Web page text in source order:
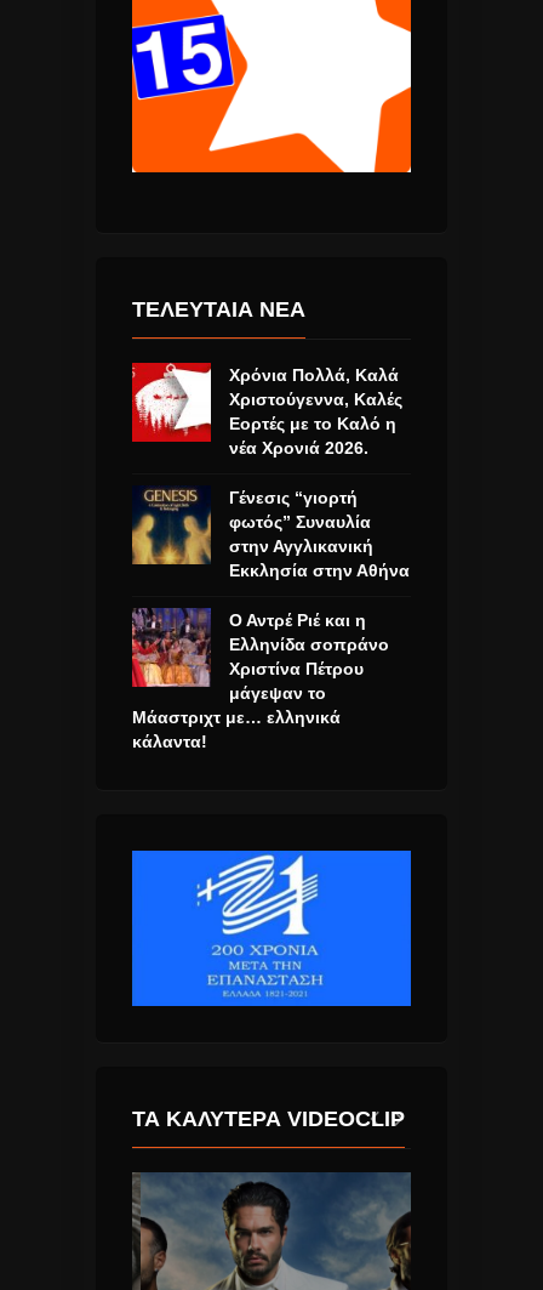
ΤΕΛΕΥΤΑΙΑ ΝΕΑ
Χρόνια Πολλά, Καλά
Χριστούγεννα, Καλές
Εορτές με το Καλό η
νέα Χρονιά 2026.
Γένεσις “γιορτή
φωτός” Συναυλία
στην Αγγλικανική
Εκκλησία στην Αθήνα
Ο Αντρέ Ριέ και η
Ελληνίδα σοπράνο
Χριστίνα Πέτρου
μάγεψαν το
Μάαστριχτ με… ελληνικά
κάλαντα!
ΤΑ ΚΑΛΎΤΕΡΑ VIDEOCLIP